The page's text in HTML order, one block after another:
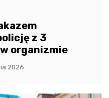
z 3
organizmie
2026